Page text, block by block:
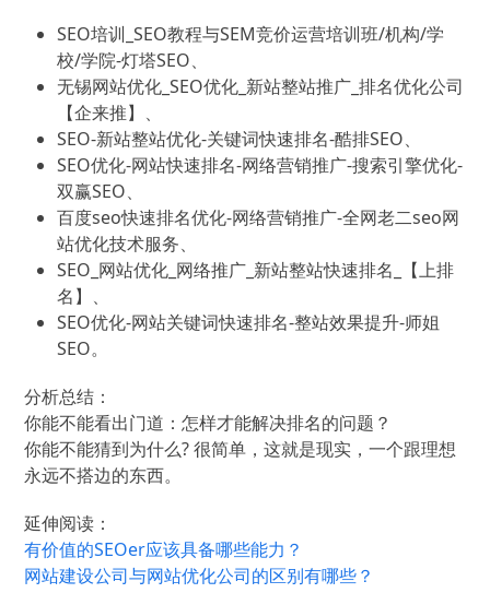
SEO培训_SEO教程与SEM竞价运营培训班/机构/学
校/学院-灯塔SEO、
无锡网站优化_SEO优化_新站整站推广_排名优化公司
【企来推】、
SEO-新站整站优化-关键词快速排名-酷排SEO、
SEO优化-网站快速排名-网络营销推广-搜索引擎优化-
双赢SEO、
百度seo快速排名优化-网络营销推广-全网老二seo网
站优化技术服务、
SEO_网站优化_网络推广_新站整站快速排名_【上排
名】、
SEO优化-网站关键词快速排名-整站效果提升-师姐
SEO。
分析总结：
你能不能看出门道：怎样才能解决排名的问题？
你能不能猜到为什么? 很简单，这就是现实，一个跟理想
永远不搭边的东西。
延伸阅读：
有价值的SEOer应该具备哪些能力？
网站建设公司与网站优化公司的区别有哪些？